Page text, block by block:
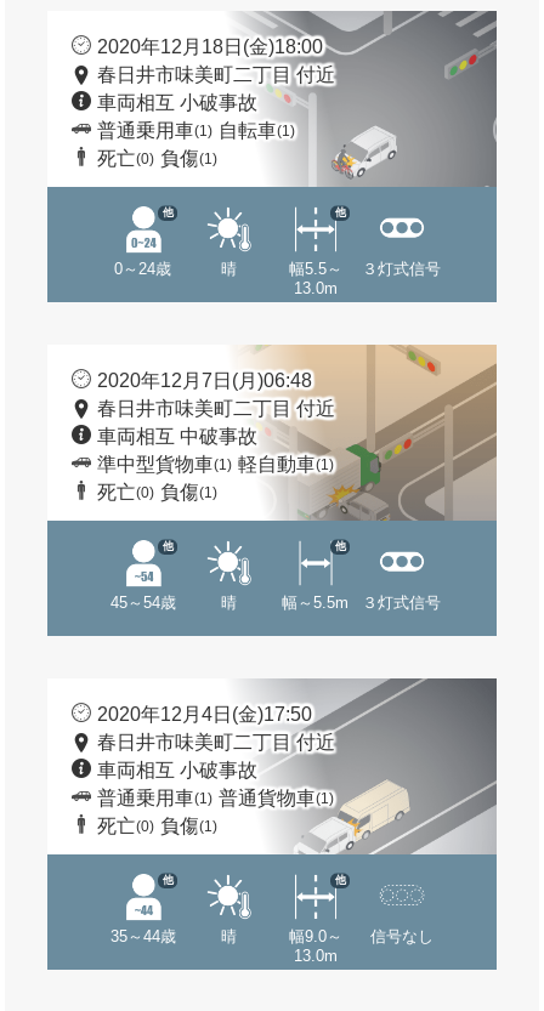
2020年12月18日(金)18:00
春日井市味美町二丁目 付近
車両相互 小破事故
普通乗用車(1) 自転車(1)
死亡(0) 負傷(1)
0～24歳
他
晴
幅5.5～
13.0m
他
３灯式信号
2020年12月7日(月)06:48
春日井市味美町二丁目 付近
車両相互 中破事故
準中型貨物車(1) 軽自動車(1)
死亡(0) 負傷(1)
45～54歳
他
晴 幅～5.5m
他
３灯式信号
2020年12月4日(金)17:50
春日井市味美町二丁目 付近
車両相互 小破事故
普通乗用車(1) 普通貨物車(1)
死亡(0) 負傷(1)
35～44歳
他
晴
幅9.0～
13.0m
他
信号なし